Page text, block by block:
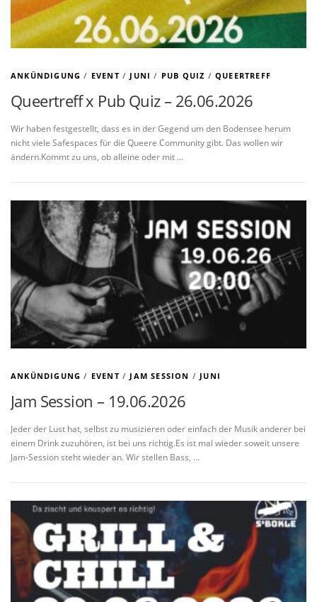
ANKÜNDIGUNG / EVENT/ JUNI / PUB QUIZ /QUEERTREFF
Queertreff x Pub Quiz – 26.06.2026
Wir haben festgestellt, dass es in der Gegend um den Bodensee herum
nicht viele Safespaces für die Queere Community gibt. Das wollen wir
ändern.Kommt zu uns, ob alleine oder mit …
ANKÜNDIGUNG / EVENT/ JAM SESSION / JUNI
Jam Session – 19.06.2026
Jeder der Lust hat, selbst zu musizieren oder einfach der Musik anderer bei
einem Drink zuzuhören, ist bei uns richtig.Es ist mal wieder soweit unsere
Jam-Session steht wieder an. Wir stellen Bass, …